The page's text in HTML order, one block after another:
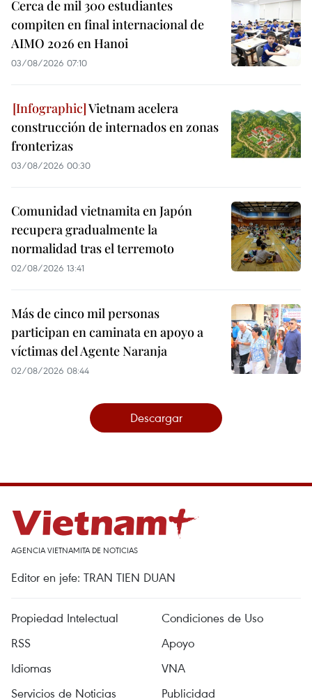
Cerca de mil 300 estudiantes
compiten en final internacional de
AIMO 2026 en Hanoi
03/08/2026 07:10
Vietnam acelera
construcción de internados en zonas
fronterizas
03/08/2026 00:30
Comunidad vietnamita en Japón
recupera gradualmente la
normalidad tras el terremoto
02/08/2026 13:41
Más de cinco mil personas
participan en caminata en apoyo a
víctimas del Agente Naranja
02/08/2026 08:44
Descargar
AGENCIA VIETNAMITA DE NOTICIAS
Editor en jefe: TRAN TIEN DUAN
Propiedad Intelectual
Condiciones de Uso
RSS
Apoyo
Idiomas
VNA
Servicios de Noticias
Publicidad